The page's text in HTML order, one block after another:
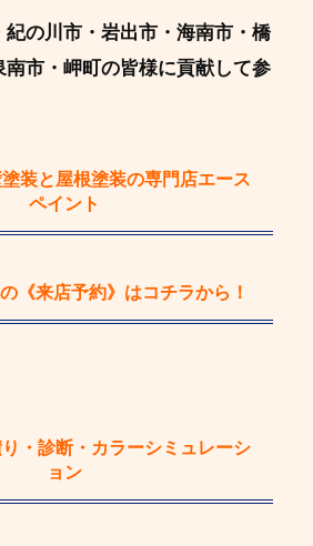
の川市・岩出市・海南市・橋
市・岬町の皆様に貢献して参
装と屋根塗装の専門店エース
ペイント
《来店予約》 はコチラから！
・診断・カラーシミュレーシ
ョン